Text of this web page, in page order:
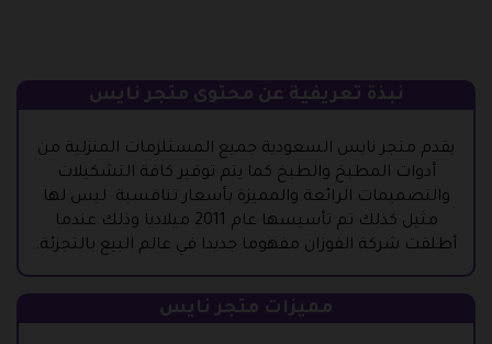
نبذة تعريفية عن محتوى متجر نايس
يقدم متجر نايس السعودية جميع المستلزمات المنزلية من
أدوات المطبخ والطبخ كما يتم توفير كافة التشكيلات
والتصميمات الرائعة والمميزة بأسعار تنافسية ليس لها
مثيل كذلك تم تأسيسها عام 2011 ميلاديا وذلك عندما
أطلقت شركة الفوزان مفهوما جديدا في عالم البيع بالتجزئة.
مميزات متجر نايس